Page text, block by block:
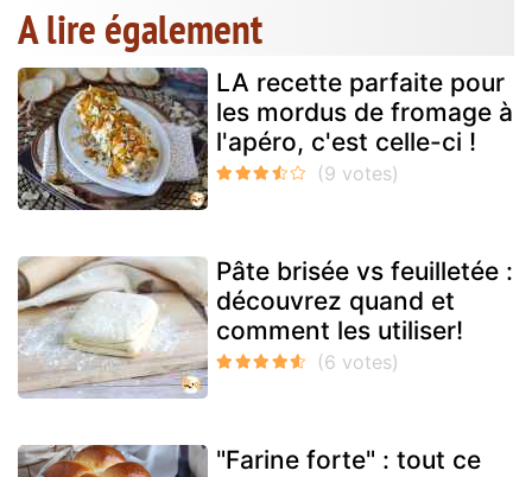
A lire également
LA recette parfaite pour
les mordus de fromage à
l'apéro, c'est celle-ci !
Pâte brisée vs feuilletée :
découvrez quand et
comment les utiliser!
"Farine forte" : tout ce